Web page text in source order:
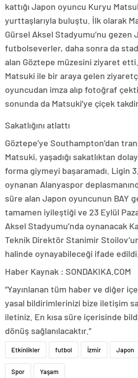
kattığı Japon oyuncu Kuryu
yurttaşlarıyla buluştu. İlk olarak
Gürsel Aksel Stadyumu’nu gezen
futbolseverler, daha sonra da
alan Göztepe müzesini ziyaret
Matsuki ile bir araya gelen
oyuncudan imza alıp fotoğraf
sonunda da Matsuki’ye çiçek
Sakatlığını atlattı
Göztepe’ye Southampton’dan
Matsuki, yaşadığı sakatlıktan
forma giymeyi başaramadı. Ligin
oynanan Alanyaspor
süre alan Japon oyuncunun BAY
tamamen iyileştiği ve 23 Eylül
Aksel Stadyumu’nda oynanacak
Teknik Direktör Stanimir
halinde oynayabileceği ifade
Haber Kaynak : SONDAKIKA.COM
“Yayınlanan tüm haber ve diğer
yasal bildirimlerinizi bize iletişim
iletiniz. En kısa süre içerisinde
dönüş sağlanılacaktır.”
Etkinlikler futbol İzmir Japon
Spor Yaşam